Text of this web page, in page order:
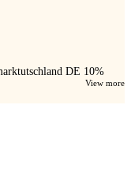
DE 10%
View more